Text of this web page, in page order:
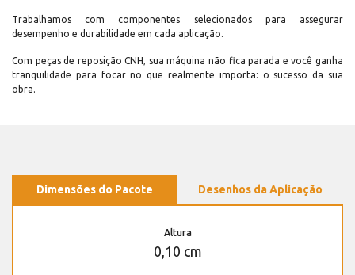
Trabalhamos com componentes selecionados para assegurar
desempenho e durabilidade em cada aplicação.
Com peças de reposição CNH, sua máquina não fica parada e você ganha
tranquilidade para focar no que realmente importa: o sucesso da sua
obra.
Dimensões do Pacote Desenhos da Aplicação
Altura
0,10 cm